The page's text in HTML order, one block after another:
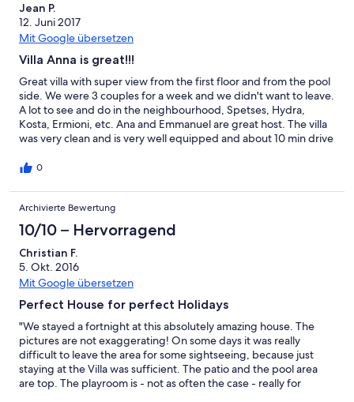
Jean P.
12. Juni 2017
Mit Google übersetzen
Villa Anna is great!!!
Great villa with super view from the first floor and from the pool
side. We were 3 couples for a week and we didn't want to leave.
A lot to see and do in the neighbourhood, Spetses, Hydra,
Kosta, Ermioni, etc. Ana and Emmanuel are great host. The villa
was very clean and is very well equipped and about 10 min drive
0
Archivierte Bewertung
10/10 – Hervorragend
Christian F.
5. Okt. 2016
Mit Google übersetzen
Perfect House for perfect Holidays
"We stayed a fortnight at this absolutely amazing house. The
pictures are not exaggerating! On some days it was really
difficult to leave the area for some sightseeing, because just
staying at the Villa was sufficient. The patio and the pool area
are top. The playroom is - not as often the case - really for